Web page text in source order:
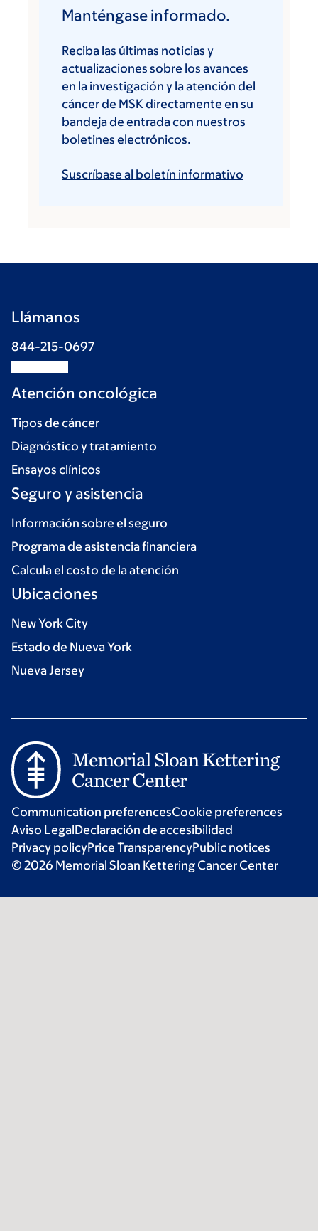
Manténgase informado.
Reciba las últimas noticias y
actualizaciones sobre los avances
en la investigación y la atención del
cáncer de MSK directamente en su
bandeja de entrada con nuestros
boletines electrónicos.
Suscríbase al boletín informativo
Llámanos
844-215-0697
Atención oncológica
Tipos de cáncer
Diagnóstico y tratamiento
Ensayos clínicos
Seguro y asistencia
Información sobre el seguro
Programa de asistencia financiera
Calcula el costo de la atención
Ubicaciones
New York City
Estado de Nueva York
Nueva Jersey
Communication preferencesCookie preferences
Aviso LegalDeclaración de accesibilidad
Privacy policyPrice TransparencyPublic notices
© 2026 Memorial Sloan Kettering Cancer Center